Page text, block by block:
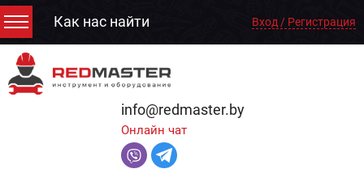
Как нас найти Вход / Регистрация
info@redmaster.by
Онлайн чат